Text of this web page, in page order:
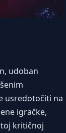
udoban
usredotočiti na
igračke,
kritičnoj